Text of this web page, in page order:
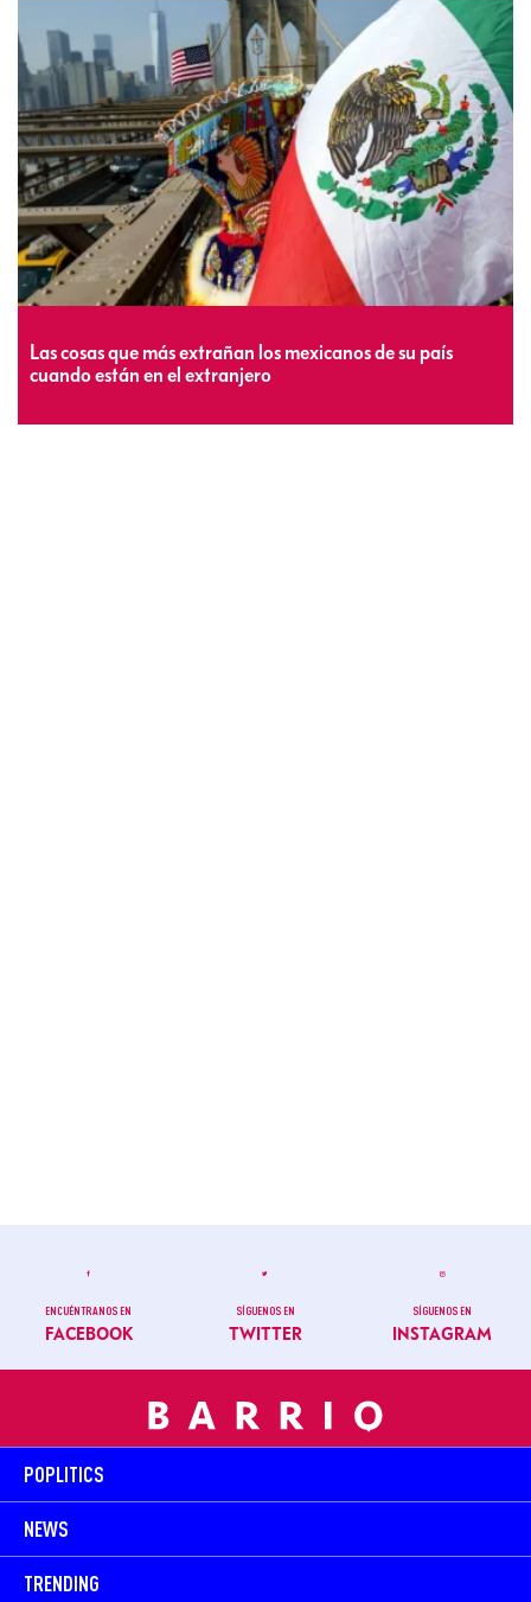
Las cosas que más extrañan los mexicanos de su país
cuando están en el extranjero
ENCUÉNTRANOS EN
FACEBOOK
SÍGUENOS EN
TWITTER
SÍGUENOS EN
INSTAGRAM
POPLITICS
NEWS
TRENDING